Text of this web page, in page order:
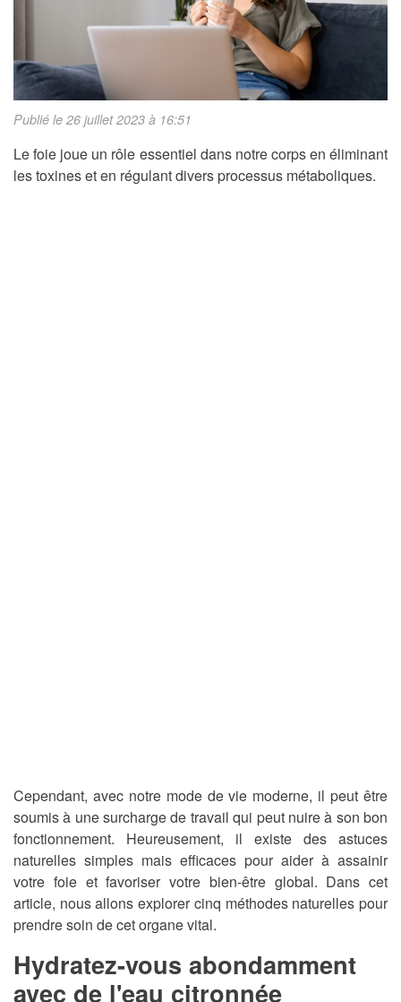
Publié le 26 juillet 2023 à 16:51
Le foie joue un rôle essentiel dans notre corps en éliminant
les toxines et en régulant divers processus métaboliques.
Cependant, avec notre mode de vie moderne, il peut être
soumis à une surcharge de travail qui peut nuire à son bon
fonctionnement. Heureusement, il existe des astuces
naturelles simples mais efficaces pour aider à assainir
votre foie et favoriser votre bien-être global. Dans cet
article, nous allons explorer cinq méthodes naturelles pour
prendre soin de cet organe vital.
Hydratez-vous abondamment
avec de l'eau citronnée